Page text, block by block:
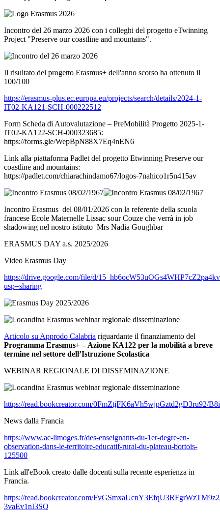
Incontro del 26 marzo 2026 con i colleghi del progetto eTwinning
Project "Preserve our coastline and mountains".
Il risultato del progetto Erasmus+ dell'anno scorso ha ottenuto il
100/100
https://erasmus-plus.ec.europa.eu/projects/search/details/2024-1-
IT02-KA121-SCH-000222512
Form Scheda di Autovalutazione – PreMobilità Progetto 2025-1-
IT02-KA122-SCH-000323685:
https://forms.gle/WepBpN88X7Eq4nEN6
Link alla piattaforma Padlet del progetto Etwinning Preserve our
coastline and mountains:
https://padlet.com/chiarachindamo67/logos-7nahico1r5n415av
Incontro Erasmus del 08/01/2026 con la referente della scuola
francese Ecole Maternelle Lissac sour Couze che verrà in job
shadowing nel nostro istituto Mrs Nadia Goughbar
ERASMUS DAY a.s. 2025/2026
Video Erasmus Day
https://drive.google.com/file/d/
usp=sharing
Articolo su Approdo Calabria riguardante il finanziamento del
Programma Erasmus+ – Azione KA122 per la mobilità a breve
termine nel settore dell’Istruzione Scolastica
WEBINAR REGIONALE DI DISSEMINAZIONE
https://read.bookcreator.com/0FmZtjFK6aVh5wjpGztd2gD3ru92/
News dalla Francia
https://www.ac-limoges.fr/des-enseignants-du-1er-degre-en-
observation-dans-le-territoire-educatif-rural-du-plateau-bortois-
125500
Link all'eBook creato dalle docenti sulla recente esperienza in
Francia.
https://read.bookcreator.com/
3vaEv1nI3SQ